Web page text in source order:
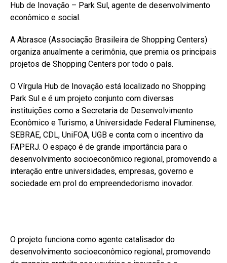
Hub de Inovação – Park Sul, agente de desenvolvimento
econômico e social.
A Abrasce (Associação Brasileira de Shopping Centers)
organiza anualmente a cerimônia, que premia os principais
projetos de Shopping Centers por todo o país.
O Vírgula Hub de Inovação está localizado no Shopping
Park Sul e é um projeto conjunto com diversas
instituições como a Secretaria de Desenvolvimento
Econômico e Turismo, a Universidade Federal Fluminense,
SEBRAE, CDL, UniFOA, UGB e conta com o incentivo da
FAPERJ. O espaço é de grande importância para o
desenvolvimento socioeconômico regional, promovendo a
interação entre universidades, empresas, governo e
sociedade em prol do empreendedorismo inovador.
O projeto funciona como agente catalisador do
desenvolvimento socioeconômico regional, promovendo